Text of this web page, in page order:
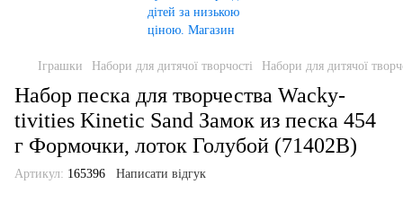
Іграшки Набори для дитячої творчості Набори для дитячої
Набор песка для творчества Wacky-
tivities Kinetic Sand Замок из песка 454
г Формочки, лоток Голубой (71402B)
Артикул: 165396 Написати відгук